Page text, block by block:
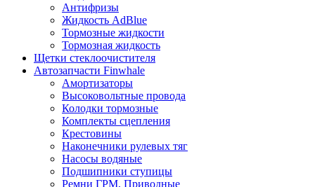
Антифризы
Жидкость AdBlue
Тормозные жидкости
Тормозная жидкость
Щетки стеклоочистителя
Автозапчасти Finwhale
Амортизаторы
Высоковольтные провода
Колодки тормозные
Комплекты сцепления
Крестовины
Наконечники рулевых тяг
Насосы водяные
Подшипники ступицы
Ремни ГРМ, Приводные